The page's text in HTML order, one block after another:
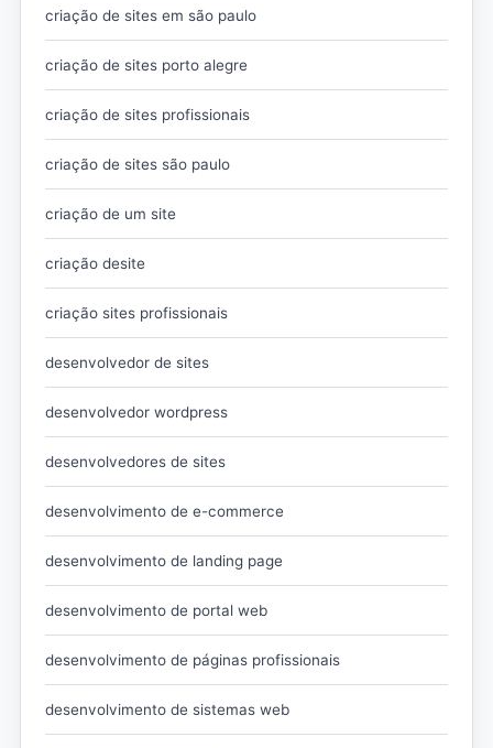
criação de sites em são paulo
criação de sites porto alegre
criação de sites profissionais
criação de sites são paulo
criação de um site
criação desite
criação sites profissionais
desenvolvedor de sites
desenvolvedor wordpress
desenvolvedores de sites
desenvolvimento de e-commerce
desenvolvimento de landing page
desenvolvimento de portal web
desenvolvimento de páginas profissionais
desenvolvimento de sistemas web